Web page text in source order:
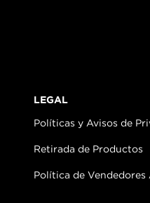
LEGAL
Políticas y Avisos de
Retirada de Productos
Política de